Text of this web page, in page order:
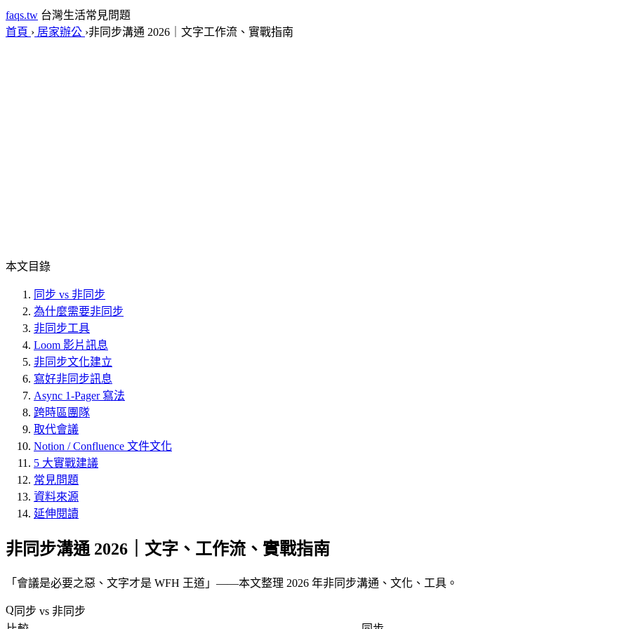
faqs.tw 台灣生活常見問題
首頁 › 居家辦公 ›非同步溝通 2026｜文字工作流、實戰指南
本文目錄
同步 vs 非同步
為什麼需要非同步
非同步工具
Loom 影片訊息
非同步文化建立
寫好非同步訊息
Async 1-Pager 寫法
跨時區團隊
取代會議
Notion / Confluence 文件文化
5 大實戰建議
常見問題
資料來源
延伸閱讀
非同步溝通 2026｜文字、工作流、實戰指南
「 會議是必要之惡、文字才是 WFH 王道 」——本文整理 2026 年非同步溝通、文化、工具。
同步 vs 非同步